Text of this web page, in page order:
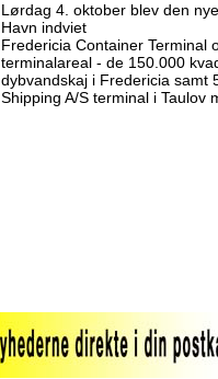
Lørdag 4. oktober blev den
Havn indviet
Fredericia Container Terminal
terminalareal - de 150.000
dybvandskaj i Fredericia samt
Shipping A/S terminal i Taulov